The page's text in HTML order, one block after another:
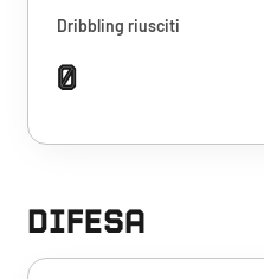
Dribbling riusciti
0
DIFESA